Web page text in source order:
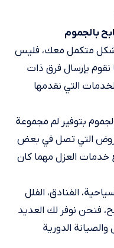
بالجموم
متكمل معك، فليس
نقوم بإرسال فرق ذات
التي نقدمها
بتوفير لم مجموعة
التي تصل في بعض
20% على جميع خدمات العزل مهما كان
الفنادق، الفلل
فنحن نوفر لك العديد
الدورية